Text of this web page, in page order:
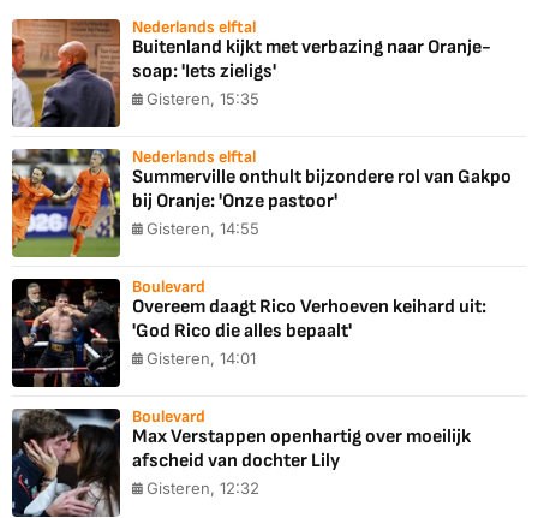
Nederlands elftal
Buitenland kijkt met verbazing naar Oranje-
soap: 'Iets zieligs'
Gisteren, 15:35
Nederlands elftal
Summerville onthult bijzondere rol van Gakpo
bij Oranje: 'Onze pastoor'
Gisteren, 14:55
Boulevard
Overeem daagt Rico Verhoeven keihard uit:
'God Rico die alles bepaalt'
Gisteren, 14:01
Boulevard
Max Verstappen openhartig over moeilijk
afscheid van dochter Lily
Gisteren, 12:32